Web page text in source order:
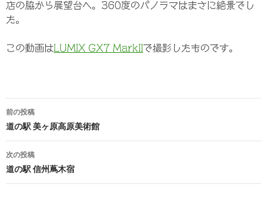
店の脇から展望台へ。360度のパノラマはまさに絶景でし
た。
この動画はLUMIX GX7 MarkIIで撮影したものです。
投
稿
ナ
前の投稿
道の駅 美ヶ原高原美術館
次の投稿
道の駅 信州蔦木宿